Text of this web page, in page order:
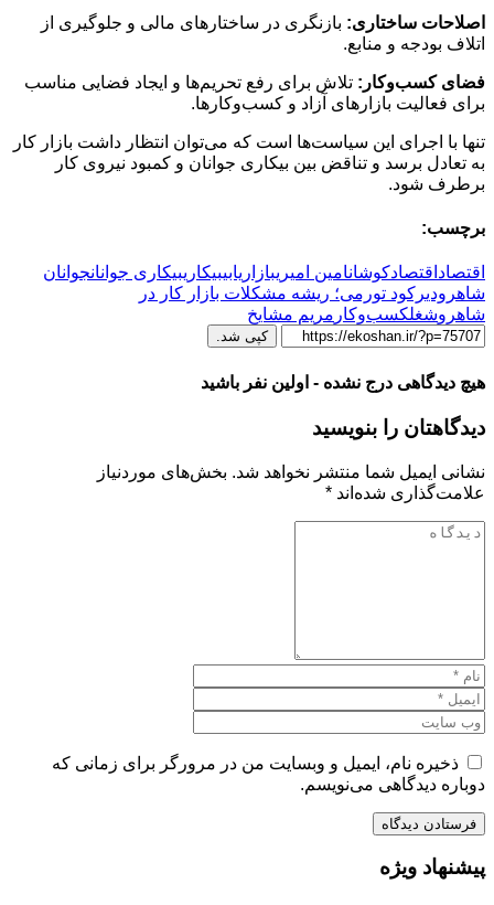
اصلاحات ساختاری: بازنگری در ساختارهای مالی و جلوگیری از
اتلاف بودجه و منابع.
فضای کسب‌وکار: تلاش برای رفع تحریم‌ها و ایجاد فضایی مناسب
برای فعالیت بازارهای آزاد و کسب‌وکارها.
تنها با اجرای این سیاست‌ها است که می‌توان انتظار داشت بازار کار
به تعادل برسد و تناقض بین بیکاری جوانان و کمبود نیروی کار
برطرف شود.
برچسب:
اقتصاد اقتصادکوشانامین امیریبازاریابیبیکاریبیکاری جوانانجوانان
شاهرودیرکود تورمی؛ ریشه مشکلات بازار کار در
شاهروشغلکسب‌وکار مریم مشایخ
کپی شد.
هیچ دیدگاهی درج نشده - اولین نفر باشید
دیدگاهتان را بنویسید
نشانی ایمیل شما منتشر نخواهد شد. بخش‌های موردنیاز
علامت‌گذاری شده‌اند *
ذخیره نام، ایمیل و وبسایت من در مرورگر برای زمانی که
دوباره دیدگاهی می‌نویسم.
پیشنهاد ویژه